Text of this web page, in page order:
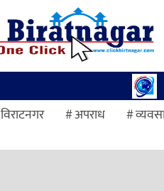
विराटनगर अपराध